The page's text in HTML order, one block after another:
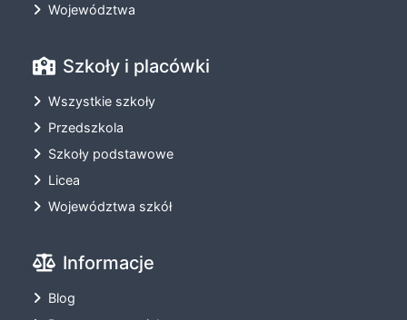
Województwa
Szkoły i placówki
Wszystkie szkoły
Przedszkola
Szkoły podstawowe
Licea
Województwa szkół
Informacje
Blog